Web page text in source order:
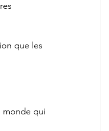
que les
monde qui